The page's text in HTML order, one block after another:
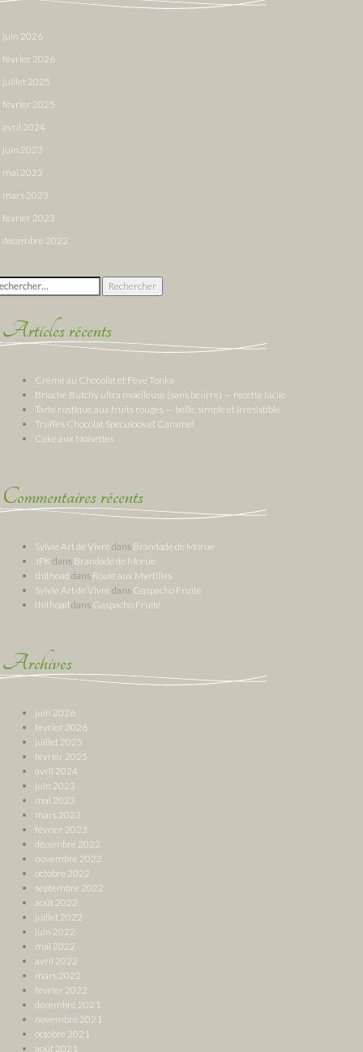
juin 2026
février 2026
juillet 2025
février 2025
avril 2024
juin 2023
mai 2023
mars 2023
février 2023
décembre 2022
:
Articles récents
Crème au Chocolat et Fève Tonka
Brioche Butchy ultra moelleuse (sans beurre) — recette facile
Tarte rustique aux fruits rouges — belle, simple et irrésistible
Truffes Chocolat Spéculoos et Caramel
Cake aux Noisettes
Commentaires récents
Sylvie Art de Vivre dans Brandade de Morue
JPK dans Brandade de Morue
thithoad dans Roulé aux Myrtilles
Sylvie Art de Vivre dans Gaspacho Fruité
thithoad dans Gaspacho Fruité
Archives
juin 2026
février 2026
juillet 2025
février 2025
avril 2024
juin 2023
mai 2023
mars 2023
février 2023
décembre 2022
novembre 2022
octobre 2022
septembre 2022
août 2022
juillet 2022
juin 2022
mai 2022
avril 2022
mars 2022
février 2022
décembre 2021
novembre 2021
octobre 2021
août 2021